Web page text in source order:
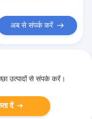
अब से संपर्क करें
उत्पादों से संपर्क करें।
दें